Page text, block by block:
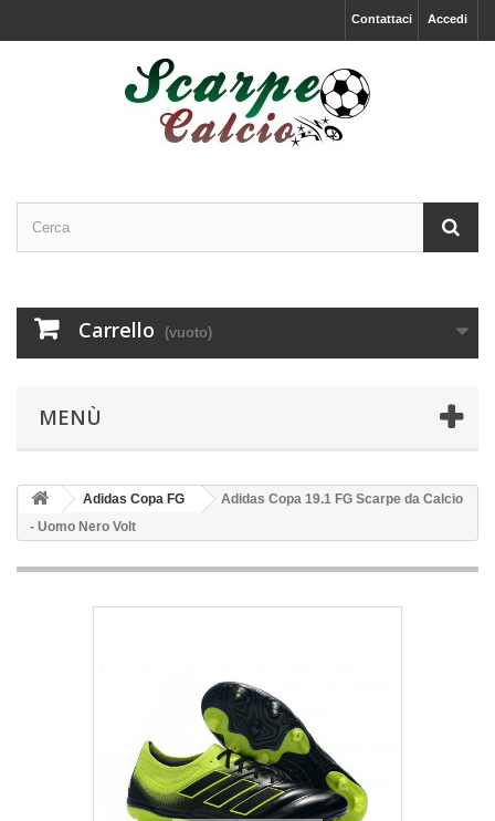
Accedi
Contattaci
Carrello (vuoto)
MENÙ
Adidas Copa FG
Adidas Copa 19.1 FG Scarpe da Calcio
- Uomo Nero Volt